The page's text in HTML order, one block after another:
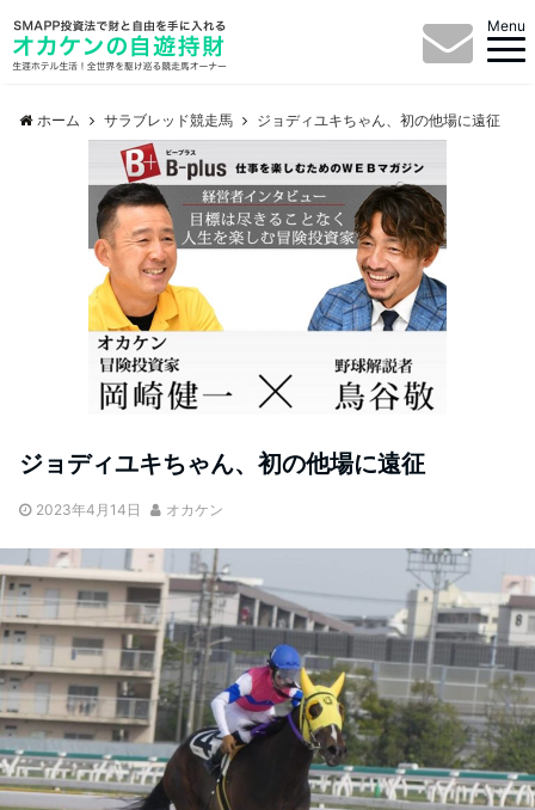
Menu
ホーム サラブレッド競走馬 ジョディユキちゃん、初の他場に遠征
ジョディユキちゃん、初の他場に遠征
2023年4月14日 オカケン